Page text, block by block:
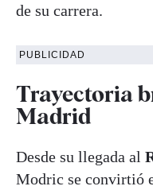
de su carrera.
PUBLICIDAD
Trayectoria
Madrid
Desde su llegada al
Modric se convirtió